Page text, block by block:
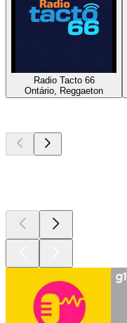
Radio Tacto 66
Ontário, Reggaeton